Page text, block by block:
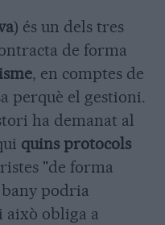
) és un dels tres
de forma
, en comptes de
perquè el gestioni.
ha demanat al
quins protocols
"de forma
podria
obliga a